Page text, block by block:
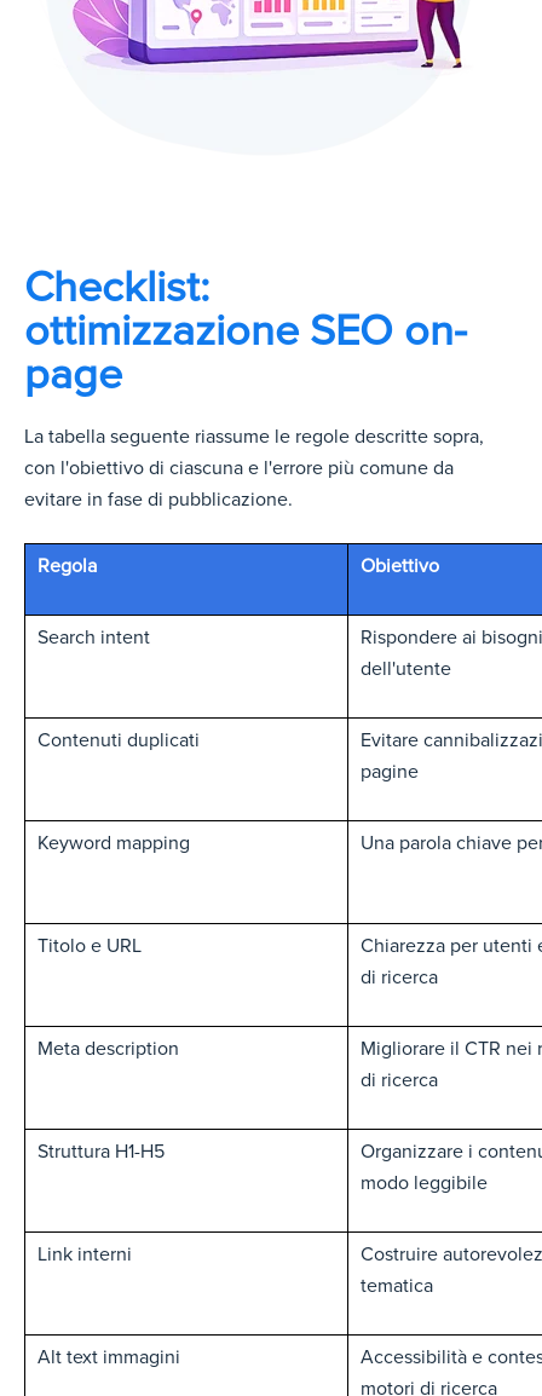
Checklist:
ottimizzazione SEO on-
page
La tabella seguente riassume le regole descritte sopra,
con l'obiettivo di ciascuna e l'errore più comune da
evitare in fase di pubblicazione.
Regola Obiettivo
Search intent
Rispondere ai
dell'utente
Contenuti duplicati
Evitare
pagine
Keyword mapping Una parola chiave
Titolo e URL
Chiarezza per utenti
di ricerca
Meta description
Migliorare il CTR nei
di ricerca
Struttura H1-H5
Organizzare i
modo leggibile
Link interni
Costruire
tematica
Alt text immagini
Accessibilità e
motori di ricerca